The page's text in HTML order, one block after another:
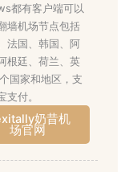
都有客户端可以
墙机场节点包括
法国、韩国、阿
根廷、荷兰、英
国家和地区，支
支付。
奶昔机
场官网